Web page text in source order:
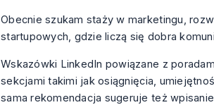
Obecnie szukam staży w marketingu,
startupowych, gdzie liczą się dobra
Wskazówki LinkedIn powiązane z
sekcjami takimi jak osiągnięcia,
sama rekomendacja sugeruje też